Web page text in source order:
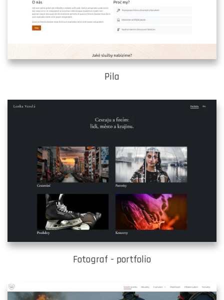
Pila
Fotograf - portfolio